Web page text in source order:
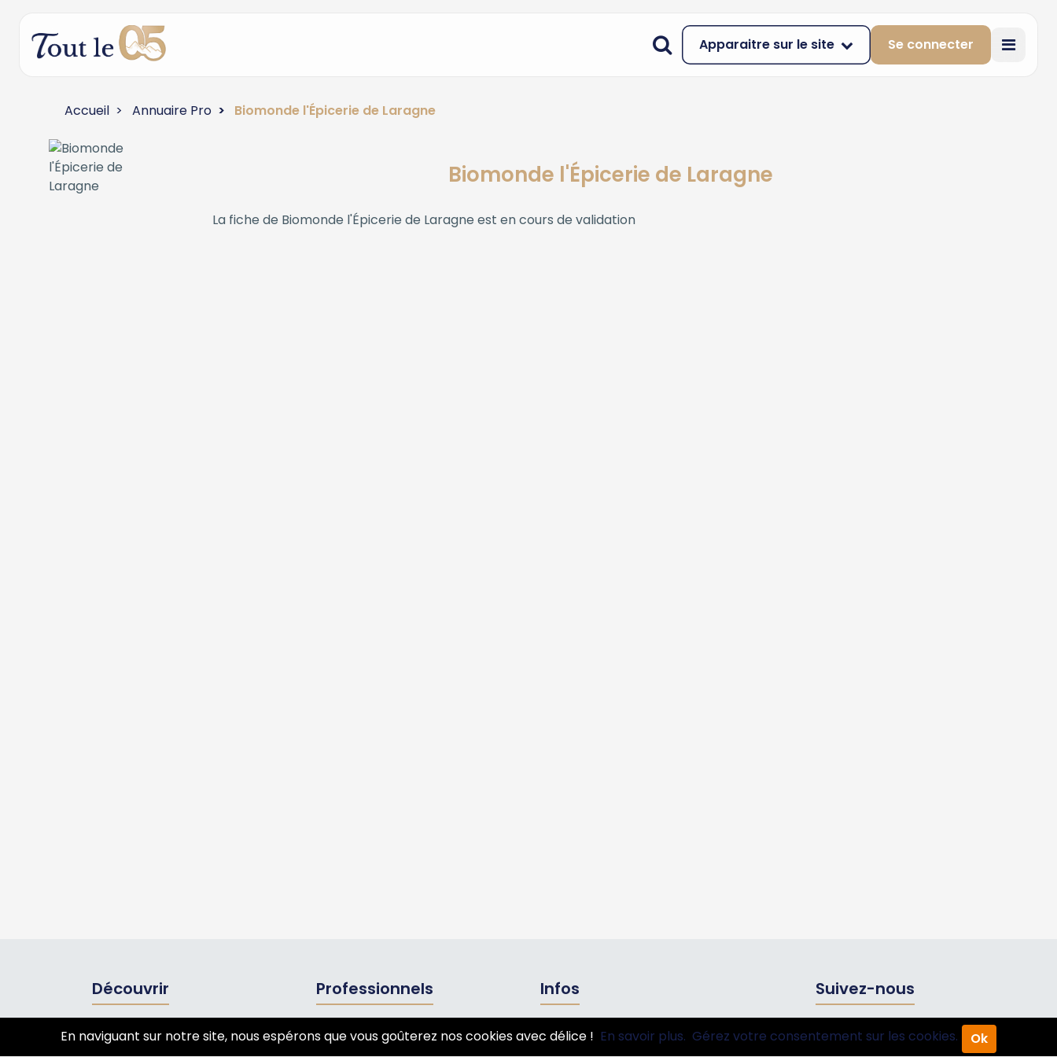
Apparaitre sur le site Se connecter
Accueil Annuaire Pro Biomonde l'Épicerie de Laragne
Biomonde l'Épicerie de Laragne
La fiche de Biomonde l'Épicerie de Laragne est en cours de validation
Découvrir
Tourisme
Professionnels
Annuaire pro
Infos
Mentions légales et CGV
Suivez-nous
En naviguant sur notre site, nous espérons que vous goûterez nos cookies avec délice ! En savoir plus. Gérez votre consentement sur les cookies. Ok